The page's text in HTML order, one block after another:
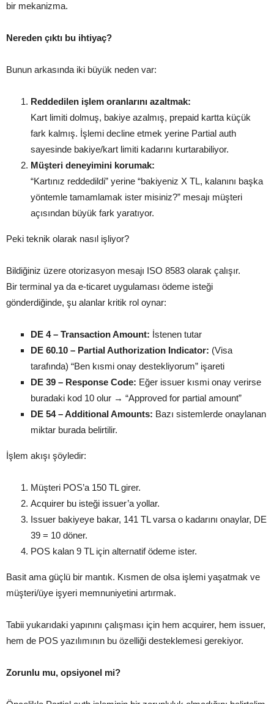
bir mekanizma.
Nereden çıktı bu ihtiyaç?
Bunun arkasında iki büyük neden var:
Reddedilen işlem oranlarını azaltmak:
Kart limiti dolmuş, bakiye azalmış, prepaid kartta küçük
fark kalmış. İşlemi decline etmek yerine Partial auth
sayesinde bakiye/kart limiti kadarını kurtarabiliyor.
Müşteri deneyimini korumak:
“Kartınız reddedildi” yerine “bakiyeniz X TL, kalanını başka
yöntemle tamamlamak ister misiniz?” mesajı müşteri
açısından büyük fark yaratıyor.
Peki teknik olarak nasıl işliyor?
Bildiğiniz üzere otorizasyon mesajı ISO 8583 olarak çalışır.
Bir terminal ya da e-ticaret uygulaması ödeme isteği
gönderdiğinde, şu alanlar kritik rol oynar:
DE 4 – Transaction Amount: İstenen tutar
DE 60.10 – Partial Authorization Indicator: (Visa
tarafında) “Ben kısmi onay destekliyorum” işareti
DE 39 – Response Code: Eğer issuer kısmi onay verirse
buradaki kod 10 olur → “Approved for partial amount”
DE 54 – Additional Amounts: Bazı sistemlerde onaylanan
miktar burada belirtilir.
İşlem akışı şöyledir:
Müşteri POS’a 150 TL girer.
Acquirer bu isteği issuer’a yollar.
Issuer bakiyeye bakar, 141 TL varsa o kadarını onaylar, DE
39 = 10 döner.
POS kalan 9 TL için alternatif ödeme ister.
Basit ama güçlü bir mantık. Kısmen de olsa işlemi yaşatmak ve
müşteri/üye işyeri memnuniyetini artırmak.
Tabii yukarıdaki yapınını çalışması için hem acquirer, hem issuer,
hem de POS yazılımının bu özelliği desteklemesi gerekiyor.
Zorunlu mu, opsiyonel mi?